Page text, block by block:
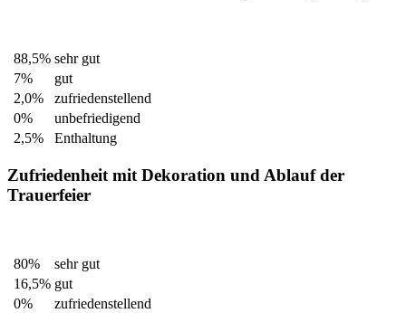
88,5% sehr gut
7%
gut
2,0%
zufriedenstellend
0%
unbefriedigend
2,5%
Enthaltung
Zufriedenheit mit Dekoration und Ablauf der
Trauerfeier
80%
sehr gut
16,5% gut
0%
zufriedenstellend